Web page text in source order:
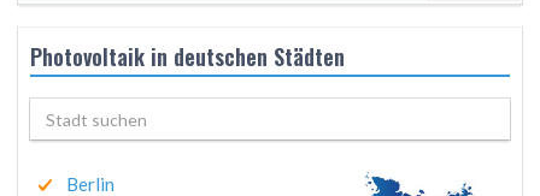
Photovoltaik in deutschen Städten
Berlin